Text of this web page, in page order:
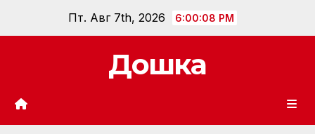
Пт. Авг 7th, 2026 6:00:09 PM
Дошка